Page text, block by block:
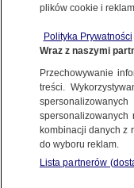
sądu
16.10.2025, 08:02
Posłuchaj
Czyta lektor AI
plików cookie i
Polityka Prywatności
Wraz z naszymi
Przechowywanie
treści.
spersonalizowanych
kombinacji danych z
do wyboru reklam.
Lista partnerów